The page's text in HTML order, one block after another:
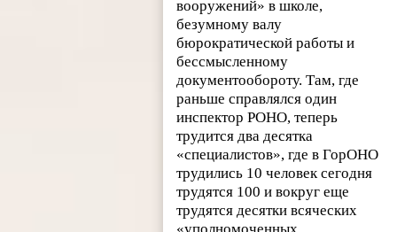
вооружений» в школе,
безумному валу
бюрократической работы и
бессмысленному
документообороту. Там, где
раньше справлялся один
инспектор РОНО, теперь
трудится два десятка
«специалистов», где в ГорОНО
трудились 10 человек сегодня
трудятся 100 и вокруг еще
трудятся десятки всяческих